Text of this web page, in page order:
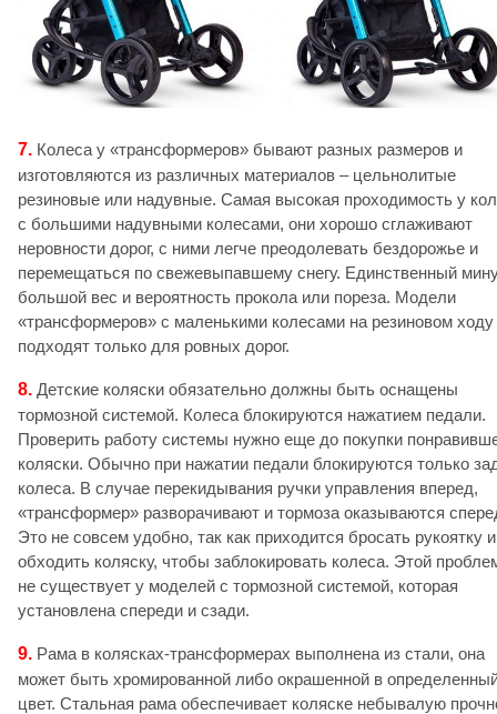
7. Колеса у «трансформеров» бывают разных размеров и
изготовляются из различных материалов – цельнолитые
резиновые или надувные. Самая высокая проходимость у
с большими надувными колесами, они хорошо сглаживают
неровности дорог, с ними легче преодолевать бездорожье и
перемещаться по свежевыпавшему снегу. Единственный
большой вес и вероятность прокола или пореза. Модели
«трансформеров» с маленькими колесами на резиновом ходу
подходят только для ровных дорог.
8. Детские коляски обязательно должны быть оснащены
тормозной системой. Колеса блокируются нажатием педали.
Проверить работу системы нужно еще до покупки
коляски. Обычно при нажатии педали блокируются только
колеса. В случае перекидывания ручки управления вперед,
«трансформер» разворачивают и тормоза оказываются
Это не совсем удобно, так как приходится бросать рукоятку и
обходить коляску, чтобы заблокировать колеса. Этой
не существует у моделей с тормозной системой, которая
установлена спереди и сзади.
9. Рама в колясках-трансформерах выполнена из стали, она
может быть хромированной либо окрашенной в
цвет. Стальная рама обеспечивает коляске небывалую